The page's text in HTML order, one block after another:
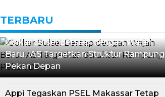
TERBARU
Golkar Sulsel Bersiap dengan Wajah
Baru, IAS Targetkan Struktur Rampung
Pekan Depan
Appi Tegaskan PSEL Makassar Tetap